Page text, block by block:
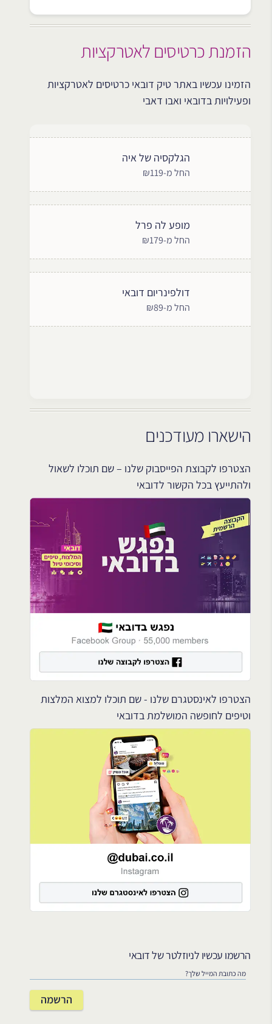
הזמנת כרטיסים לאטרקציות
הזמינו עכשיו באתר טיק דובאי כרטיסים לאטרקציות
ופעילויות בדובאי ואבו דאבי
הגלקסיה של איה
החל מ-₪119
מופע לה פרל
החל מ-₪179
דולפינריום דובאי
החל מ-₪89
הישארו מעודכנים
הצטרפו לקבוצת הפייסבוק שלנו – שם תוכלו לשאול
ולהתייעץ בכל הקשור לדובאי
הצטרפו לאינסטגרם שלנו - שם תוכלו למצוא המלצות
וטיפים לחופשה המושלמת בדובאי
הרשמו עכשיו לניוזלטר של דובאי